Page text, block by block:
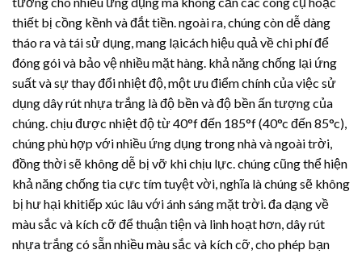
thiết bị cồng kềnh và đắt tiền. ngoài ra, chúng còn dễ dàng
tháo ra và tái sử dụng, mang lạicách hiệu quả về chi phí để
đóng gói và bảo vệ nhiều mặt hàng. khả năng chống lại ứng
suất và sự thay đổi nhiệt độ, một ưu điểm chính của việc sử
dụngdây rút nhựatrắng là độ bền và độ bền ấn tượng của
chúng. chịu được nhiệt độ từ 40°f đến 185°f (40°c đến 85°c),
chúng phù hợp với nhiều ứng dụng trong nhà và ngoài trời,
đồng thời sẽ không dễ bị vỡ khi chịu lực. chúng cũng thể hiện
khả năng chống tia cực tím tuyệt vời, nghĩa là chúng sẽ không
bị hư hại khitiếp xúc lâu với ánh sáng mặt trời. đa dạng về
màu sắc và kích cỡ để thuận tiện và linh hoạt hơn,dây rút
nhựatrắng có sẵn nhiều màu sắc và kích cỡ, cho phép bạn